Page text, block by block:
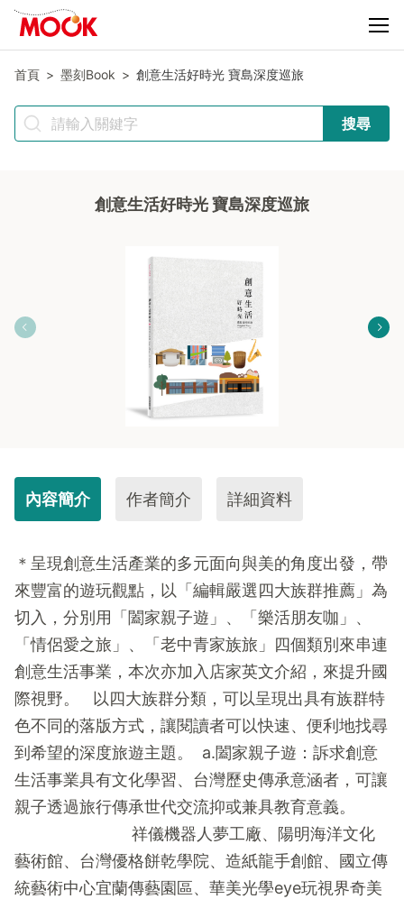
首頁 墨刻Book 創意生活好時光 寶島深度巡旅
搜尋
創意生活好時光 寶島深度巡旅
內容簡介 作者簡介 詳細資料
＊呈現創意生活產業的多元面向與美的角度出發，帶
來豐富的遊玩觀點，以「編輯嚴選四大族群推薦」為
切入，分別用「闔家親子遊」、「樂活朋友咖」、
「情侶愛之旅」、「老中青家族旅」四個類別來串連
創意生活事業，本次亦加入店家英文介紹，來提升國
際視野。 以四大族群分類，可以呈現出具有族群特
色不同的落版方式，讓閱讀者可以快速、便利地找尋
到希望的深度旅遊主題。 a.闔家親子遊：訴求創意
生活事業具有文化學習、台灣歷史傳承意涵者，可讓
親子透過旅行傳承世代交流抑或兼具教育意義。
祥儀機器人夢工廠、陽明海洋文化
藝術館、台灣優格餅乾學院、造紙龍手創館、國立傳
統藝術中心宜蘭傳藝園區、華美光學eye玩視界奇美